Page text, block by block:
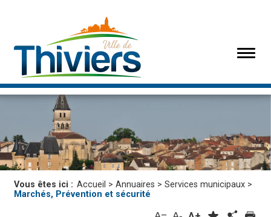
Vous êtes ici : Accueil > Annuaires > Services municipaux >
Marchés, Prévention et sécurité